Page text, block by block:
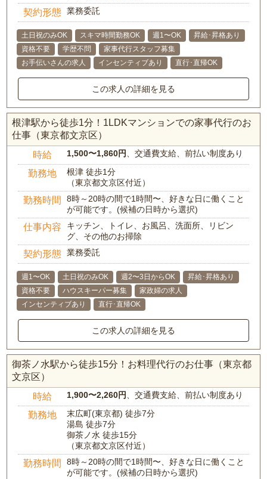
契約形態 業務委託
土日祝のみOK スキマ時間勤務OK 週1〜OK
昇給･昇格あり
資格不要
学歴不問
家事代行スタッフ募集
お手伝いさんの求人
インセンティブあり 直行･直帰OK
この求人の詳細を見る
根津駅から徒歩1分！1LDKマンションでの家事代行のお
仕事（東京都文京区）
時給 1,500〜1,860円 、交通費支給、前払い制度あり
勤務地
根津 徒歩1分
（東京都文京区付近）
勤務時間
8時～20時の間で1時間〜、好きな日に働くこと
が可能です。(候補の日時から選択)
仕事内容
キッチン、トイレ、お風呂、洗面所、リビン
グ、その他のお掃除
契約形態 業務委託
週1〜OK 土日祝のみOK 週2〜3日からOK
昇給･昇格あり
資格不要
ハウスキーパー募集
家政婦の求人
インセンティブあり
直行･直帰OK
この求人の詳細を見る
御茶ノ水駅から徒歩15分！お料理代行のお仕事（東京都
文京区）
時給 1,900〜2,260円 、交通費支給、前払い制度あり
勤務地
末広町(東京都) 徒歩7分
湯島 徒歩7分
御茶ノ水 徒歩15分
（東京都文京区付近）
勤務時間
8時～20時の間で1時間〜、好きな日に働くこと
が可能です。(候補の日時から選択)